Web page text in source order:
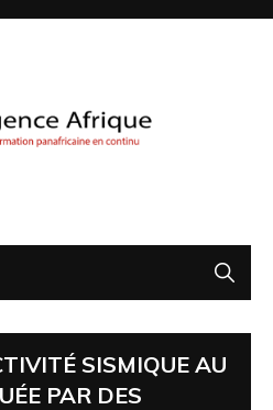
SISMIQUE AU
PAR DES